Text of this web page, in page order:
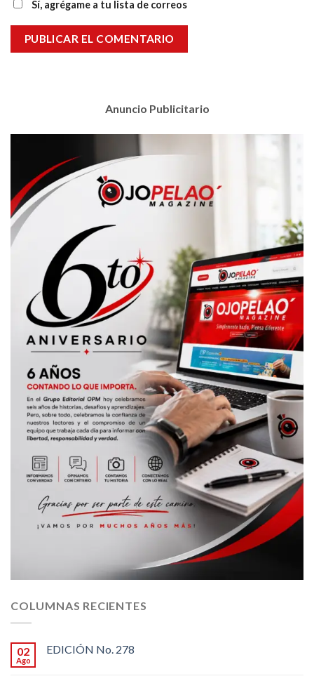
Sí, agrégame a tu lista de correos
Anuncio Publicitario
COLUMNAS RECIENTES
02
Ago
EDICIÓN No. 278